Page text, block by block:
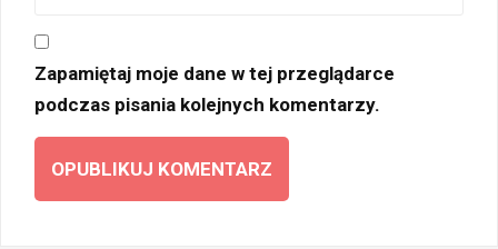
Zapamiętaj moje dane w tej przeglądarce
podczas pisania kolejnych komentarzy.